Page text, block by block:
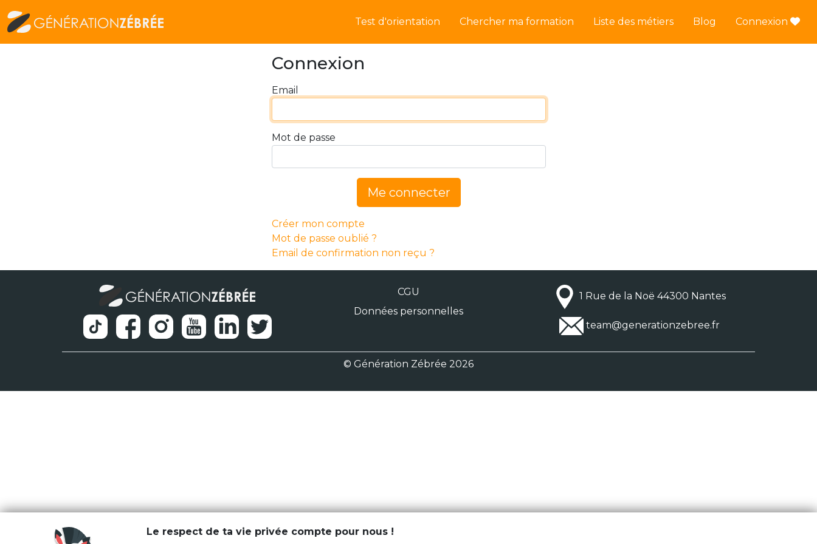
Test d'orientation Chercher ma formation Liste des métiers Blog Connexion
Connexion
Email
Mot de passe
Me connecter
Créer mon compte
Mot de passe oublié ?
Email de confirmation non reçu ?
CGU
Données personnelles
1 Rue de la Noë 44300 Nantes
team@generationzebree.fr
© Génération Zébrée 2026
Le respect de ta vie privée compte pour nous !